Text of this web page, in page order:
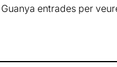
Guanya entrades per